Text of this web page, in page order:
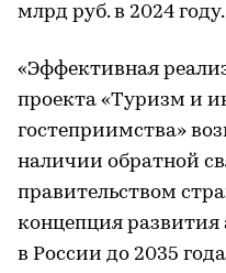
млрд руб. в 2024 году.
«Эффективная
проекта «Туризм и
гостеприимства»
наличии обратной
правительством
концепция развития
в России до 2035